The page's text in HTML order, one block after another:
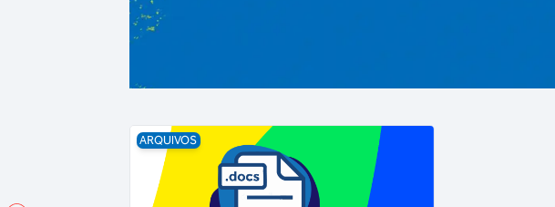
ARQUIVOS